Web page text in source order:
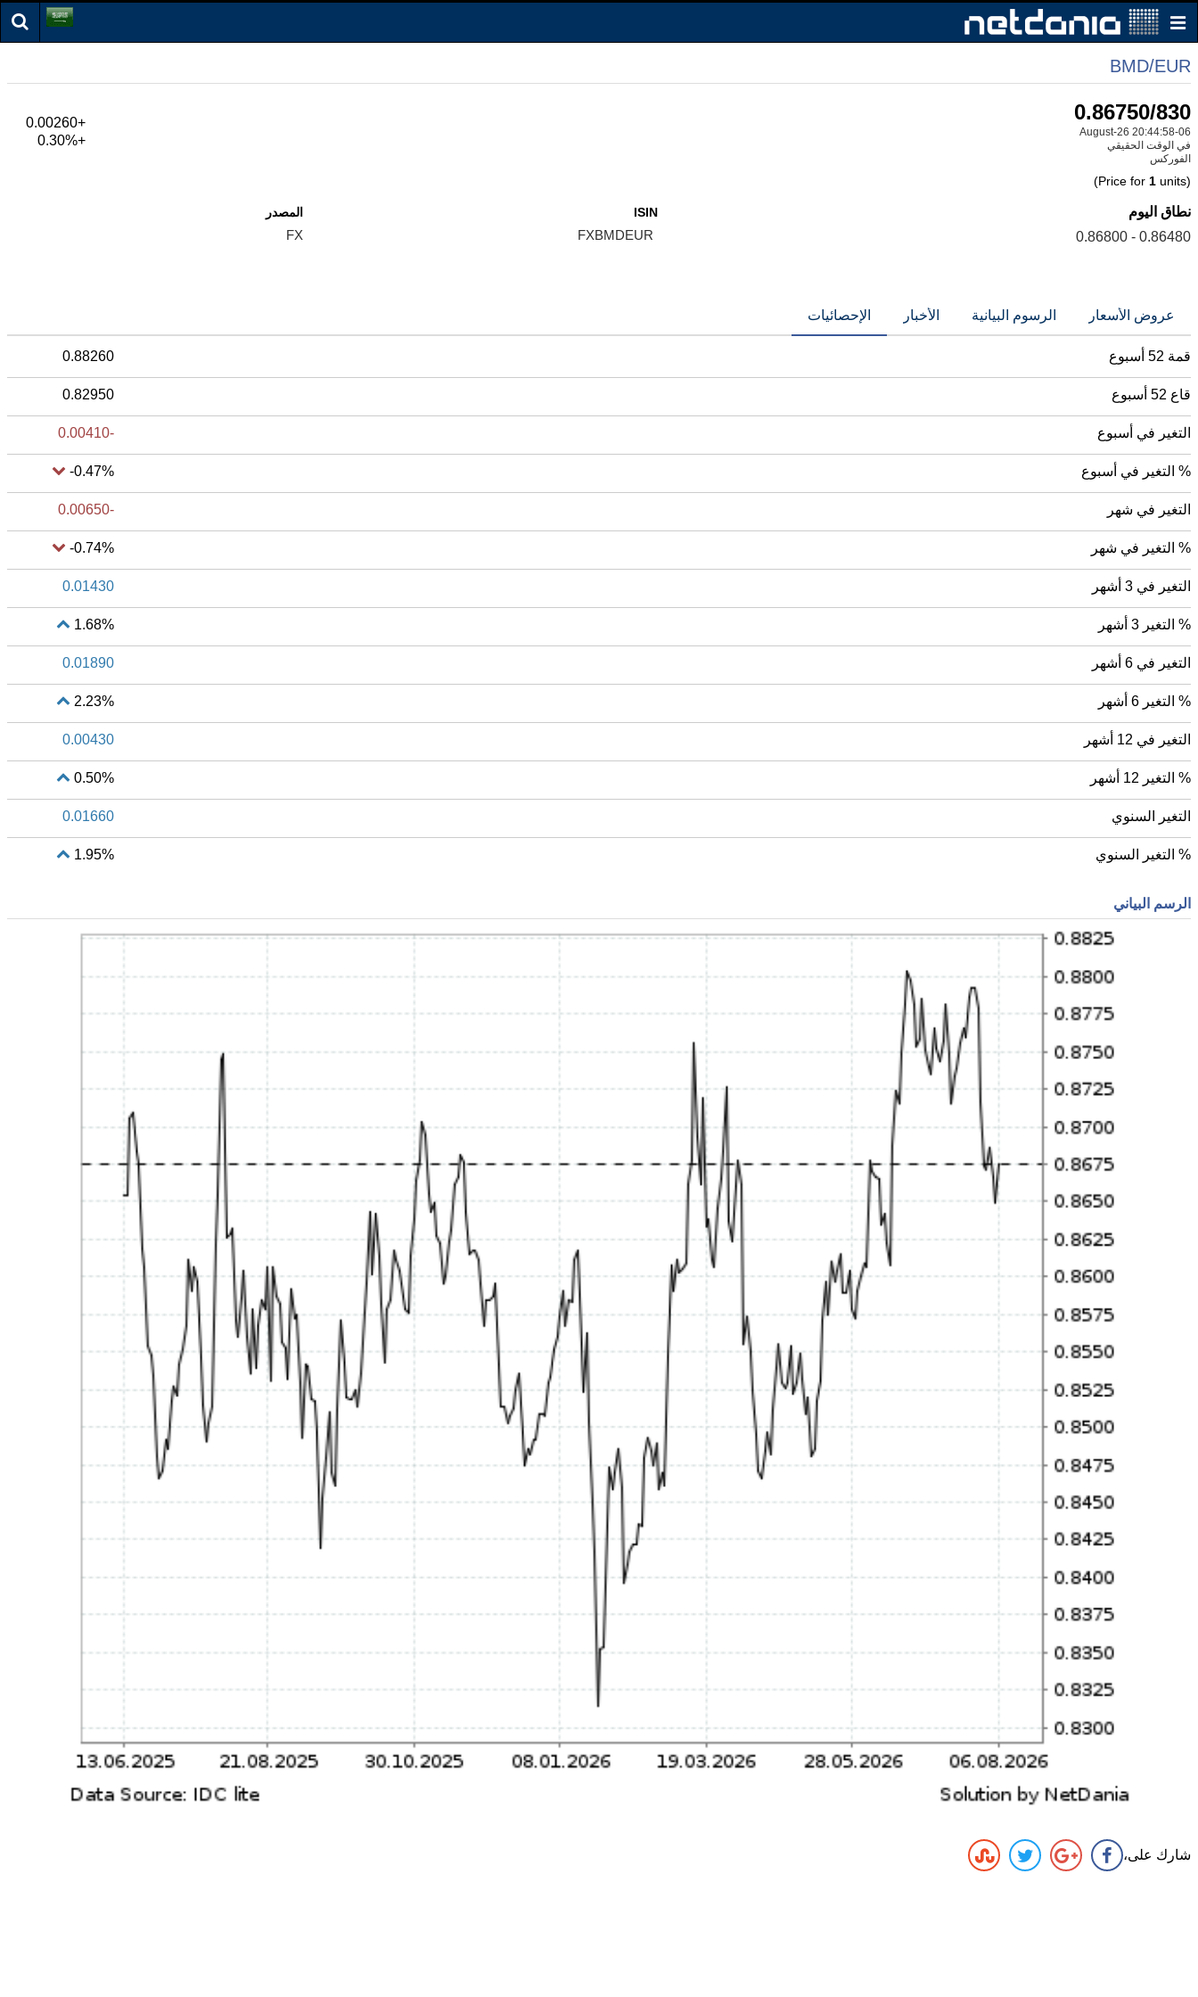
BMD/EUR
0.86750/830
06-August-26 20:44:58
في الوقت الحقيقي
الفوركس
+0.00260
+0.30%
(Price for
1 units)
نطاق اليوم
0.86480 - 0.86800
ISIN
FXBMDEUR
المصدر
FX
عروض الأسعار الرسوم البيانية الأخبار الإحصائيات
قمة 52 أسبوع 0.88260
قاع 52 أسبوع 0.82950
التغير في أسبوع -0.00410
% التغير في أسبوع -0.47%
التغير في شهر -0.00650
% التغير في شهر -0.74%
التغير في 3 أشهر 0.01430
% التغير 3 أشهر 1.68%
التغير في 6 أشهر 0.01890
% التغير 6 أشهر 2.23%
التغير في 12 أشهر 0.00430
% التغير 12 أشهر 0.50%
التغير السنوي 0.01660
% التغير السنوي 1.95%
الرسم البياني
شارك على،